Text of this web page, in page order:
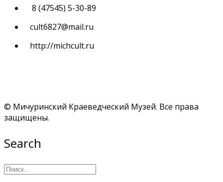
8 (47545) 5-30-89
cult6827@mail.ru
http://michcult.ru
© Мичуринский Краеведческий Музей. Все права
защищены.
Search